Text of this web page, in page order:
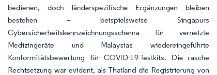
bedienen, doch länderspezifische Ergänzungen bleiben
bestehen – beispielsweise Singapurs
Cybersicherheitskennzeichnungsschema für vernetzte
Medizingeräte und Malaysias wiedereingeführte
Konformitätsbewertung für COVID-19-Testkits. Die rasche
Rechtsetzung war evident, als Thailand die Registrierung von